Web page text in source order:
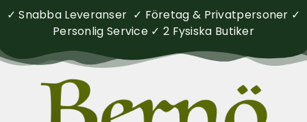
✓ Snabba Leveranser ✓ Företag & Privatpersoner ✓
Personlig Service ✓ 2 Fysiska Butiker